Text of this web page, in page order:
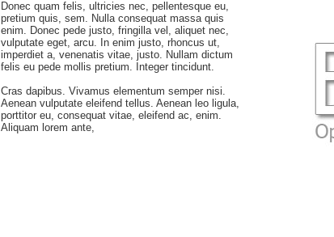
Donec quam felis, ultricies nec, pellentesque eu,
pretium quis, sem. Nulla consequat massa quis
enim. Donec pede justo, fringilla vel, aliquet nec,
vulputate eget, arcu. In enim justo, rhoncus ut,
imperdiet a, venenatis vitae, justo. Nullam dictum
felis eu pede mollis pretium. Integer tincidunt.
Cras dapibus. Vivamus elementum semper nisi.
Aenean vulputate eleifend tellus. Aenean leo ligula,
porttitor eu, consequat vitae, eleifend ac, enim.
Aliquam lorem ante,